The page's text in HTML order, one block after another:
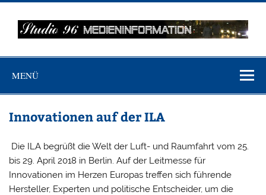
Zum
springen
MEDIENINFO-
BERLIN
MENÜ
Innovationen auf der ILA
Die ILA begrüßt die Welt der Luft- und Raumfahrt vom 25.
bis 29. April 2018 in Berlin. Auf der Leitmesse für
Innovationen im Herzen Europas treffen sich führende
Hersteller, Experten und politische Entscheider, um die